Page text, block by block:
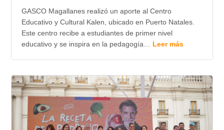
GASCO Magallanes realizó un aporte al Centro
Educativo y Cultural Kalen, ubicado en Puerto Natales.
Este centro recibe a estudiantes de primer nivel
educativo y se inspira en la pedagogía… Leer más